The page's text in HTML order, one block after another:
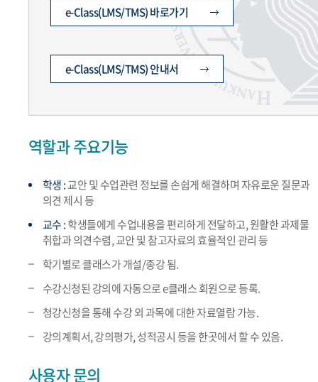
e-Class(LMS/TMS) 바로가기
e-Class(LMS/TMS) 안내서
역할과 주요기능
학생 :교안 및 수업관련 정보를 손쉽게 해결하며 자유로운 질문과
의견 제시 등
교수 :학생들에게 수업내용을 편리하게 전달하고, 원활한 과제물
취합과 의견수렴, 교안 및 참고자료의 효율적인 관리 등
학기별로 클래스가 개설/종강 됨.
수강신청된 강의에 자동으로 e클래스 회원으로 등록.
청강신청을 통해 수강 외 과목에 대한 자료열람 가능.
강의계획서, 강의평가, 성적공시 등을 한곳에서 할 수 있음.
사용자 문의